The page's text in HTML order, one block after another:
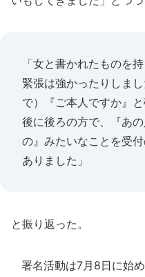
「女と書かれたものを
緊張は強かったりしま
で）『ご本人ですか』
後に後ろの方で、『あ
の』みたいなことを受
ありました」
と振り返った。
署名活動は7月8日に始